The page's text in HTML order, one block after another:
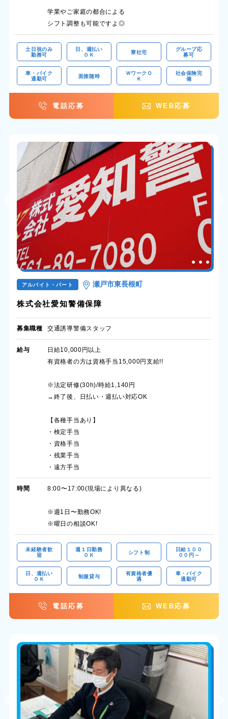
学業やご家庭の都合による
シフト調整も可能ですよ◎
土日祝のみ
勤務可
日、週払い
ＯＫ
寮社宅
グループ応
募可
車・バイク
通勤可
面接随時
ＷワークＯ
Ｋ
社会保険完
備
電話応募 WEB応募
アルバイト・パート 瀬戸市東長根町
株式会社愛知警備保障
募集職種 交通誘導警備スタッフ
給与
日給10,000円以上
有資格者の方は資格手当15,000円支給!!
※法定研修(30h)/時給1,140円
→終了後、日払い・週払い対応OK
【各種手当あり】
・検定手当
・資格手当
・残業手当
・遠方手当
時間 8:00〜17:00(現場により異なる)
※週1日〜勤務OK!
※曜日の相談OK!
未経験者歓
迎
週１日勤務
ＯＫ
シフト制
日給１００
００円～
日、週払い
ＯＫ
制服貸与
有資格者優
遇
車・バイク
通勤可
電話応募 WEB応募